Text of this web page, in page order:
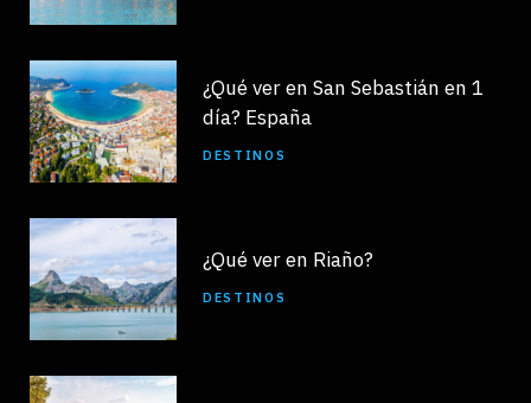
¿Qué ver en San Sebastián en 1
día? España
DESTINOS
¿Qué ver en Riaño?
DESTINOS